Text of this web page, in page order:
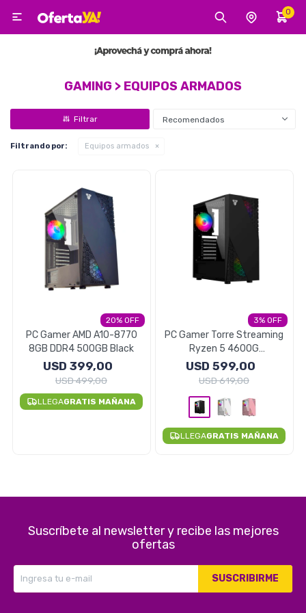
0

GAMING > EQUIPOS ARMADOS
Recomendados
Filtrando por: Equipos armados
20
PC Gamer AMD A10-8770
8GB DDR4 500GB Black
USD 399,00
USD499,00
LLEGAGRATIS MAÑANA
3
PC Gamer Torre Streaming
Ryzen 5 4600G
16GB/256GB SSD - NEGRO
USD 599,00
USD619,00
LLEGAGRATIS MAÑANA
Suscríbete al newsletter y recibe las mejores
ofertas
SUSCRIBIRME
MI CUENTA
Tecnología
Tv, Audio y Video
Tecnología
Gaming
Electrodomésticos